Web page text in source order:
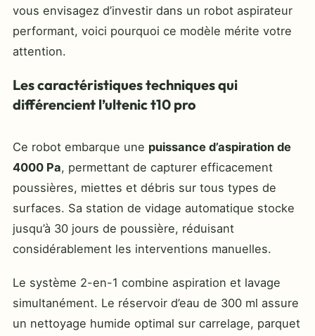
vous envisagez d’investir dans un robot aspirateur
performant, voici pourquoi ce modèle mérite votre
attention.
Les caractéristiques techniques qui
différencient l’ultenic t10 pro
Ce robot embarque une puissance d’aspiration de
4000 Pa, permettant de capturer efficacement
poussières, miettes et débris sur tous types de
surfaces. Sa station de vidage automatique stocke
jusqu’à 30 jours de poussière, réduisant
considérablement les interventions manuelles.
Le système 2-en-1 combine aspiration et lavage
simultanément. Le réservoir d’eau de 300 ml assure
un nettoyage humide optimal sur carrelage, parquet